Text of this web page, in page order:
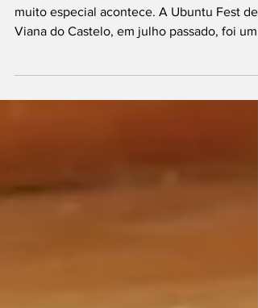
muito especial acontece. A Ubuntu Fest de
Viana do Castelo, em julho passado, foi um